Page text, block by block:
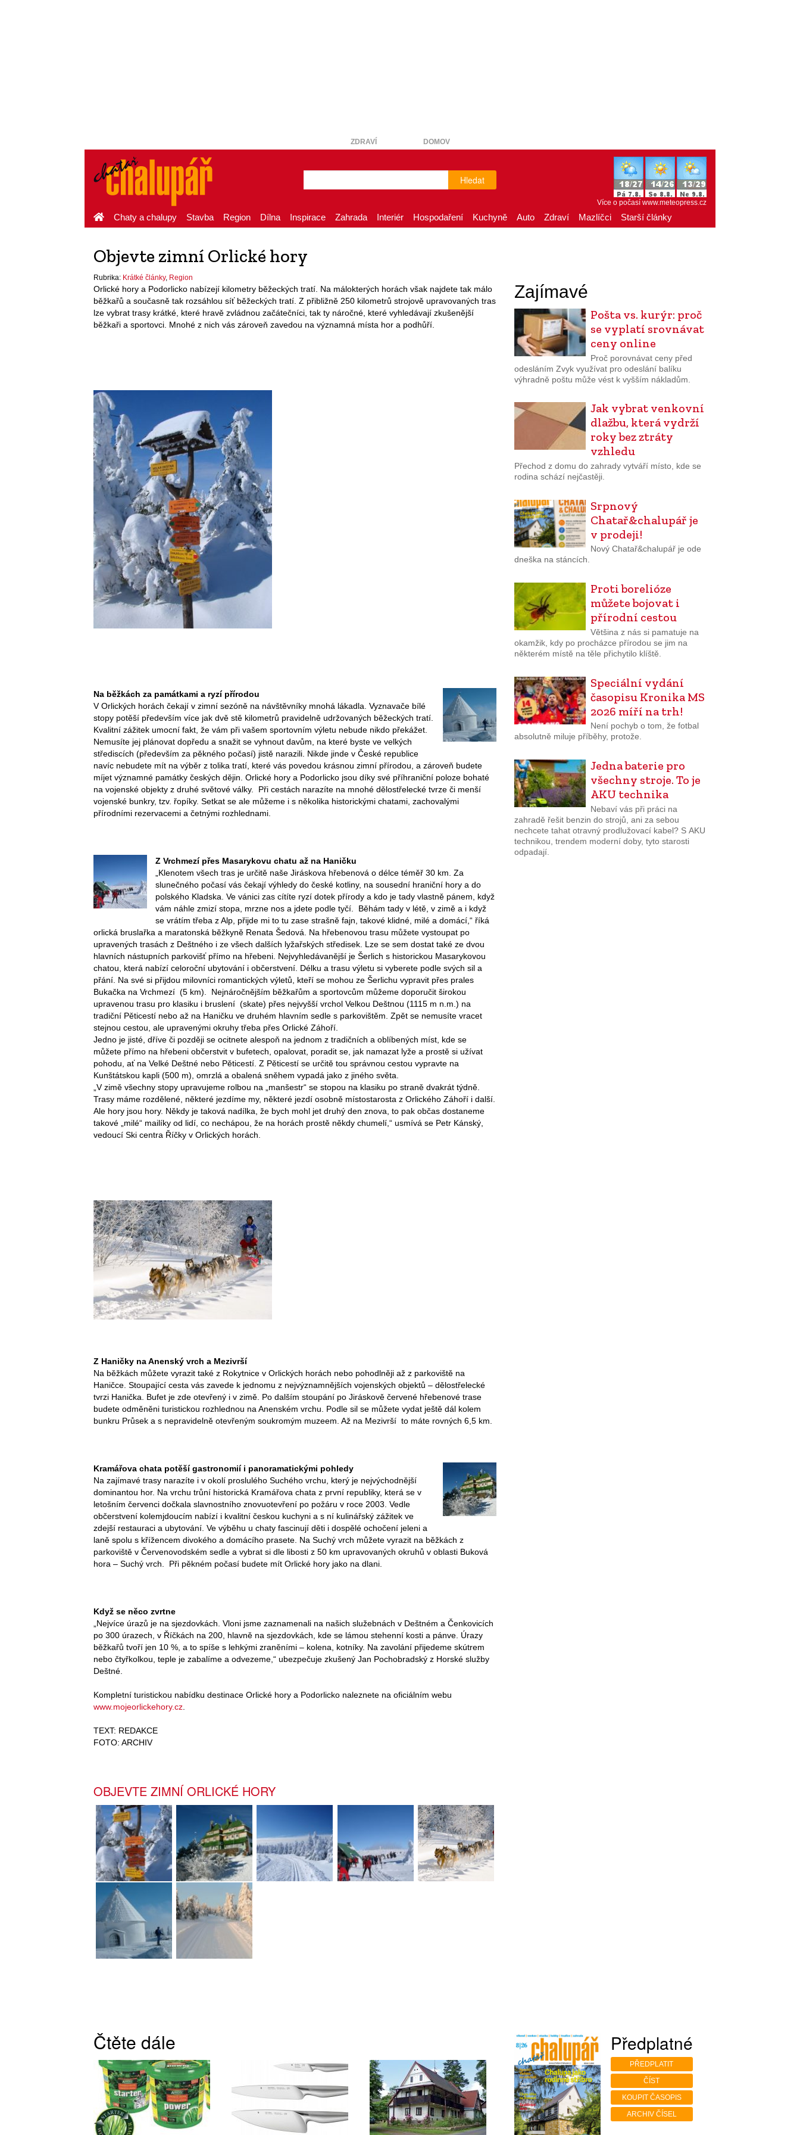
ZDRAVÍ DOMOV
Hledat
Více o počasí www.meteopress.cz
Chaty a chalupy Stavba Region Dílna Inspirace Zahrada Interiér Hospodaření Kuchyně Auto Zdraví Mazlíčci Starší články
Objevte zimní Orlické hory
Rubrika: Krátké články, Region
Orlické hory a Podorlicko nabízejí kilometry běžeckých tratí. Na málokterých horách však najdete tak málo
běžkařů a současně tak rozsáhlou síť běžeckých tratí. Z přibližně 250 kilometrů strojově upravovaných tras
lze vybrat trasy krátké, které hravě zvládnou začátečníci, tak ty náročné, které vyhledávají zkušenější
běžkaři a sportovci. Mnohé z nich vás zároveň zavedou na významná místa hor a podhůří.
Na běžkách za památkami a ryzí přírodou
V Orlických horách čekají v zimní sezóně na návštěvníky mnohá lákadla. Vyznavače bílé
stopy potěší především více jak dvě stě kilometrů pravidelně udržovaných běžeckých tratí.
Kvalitní zážitek umocní fakt, že vám při vašem sportovním výletu nebude nikdo překážet.
Nemusíte jej plánovat dopředu a snažit se vyhnout davům, na které byste ve velkých
střediscích (především za pěkného počasí) jistě narazili. Nikde jinde v České republice
navíc nebudete mít na výběr z tolika tratí, které vás povedou krásnou zimní přírodou, a zároveň budete
míjet významné památky českých dějin. Orlické hory a Podorlicko jsou díky své příhraniční poloze bohaté
na vojenské objekty z druhé světové války. Při cestách narazíte na mnohé dělostřelecké tvrze či menší
vojenské bunkry, tzv. řopíky. Setkat se ale můžeme i s několika historickými chatami, zachovalými
přírodními rezervacemi a četnými rozhlednami.
Z Vrchmezí přes Masarykovu chatu až na Haničku
„Klenotem všech tras je určitě naše Jiráskova hřebenová o délce téměř 30 km. Za
slunečného počasí vás čekají výhledy do české kotliny, na sousední hraniční hory a do
polského Kladska. Ve vánici zas cítíte ryzí dotek přírody a kdo je tady vlastně pánem, když
vám náhle zmizí stopa, mrzne nos a jdete podle tyčí. Běhám tady v létě, v zimě a i když
se vrátím třeba z Alp, přijde mi to tu zase strašně fajn, takové klidné, milé a domácí,“ říká
orlická bruslařka a maratonská běžkyně Renata Šedová. Na hřebenovou trasu můžete vystoupat po
upravených trasách z Deštného i ze všech dalších lyžařských středisek. Lze se sem dostat také ze dvou
hlavních nástupních parkovišť přímo na hřebeni. Nejvyhledávanější je Šerlich s historickou Masarykovou
chatou, která nabízí celoroční ubytování i občerstvení. Délku a trasu výletu si vyberete podle svých sil a
přání. Na své si přijdou milovníci romantických výletů, kteří se mohou ze Šerlichu vypravit přes prales
Bukačka na Vrchmezí (5 km). Nejnáročnějším běžkařům a sportovcům můžeme doporučit širokou
upravenou trasu pro klasiku i bruslení (skate) přes nejvyšší vrchol Velkou Deštnou (1115 m n.m.) na
tradiční Pěticestí nebo až na Haničku ve druhém hlavním sedle s parkovištěm. Zpět se nemusíte vracet
stejnou cestou, ale upravenými okruhy třeba přes Orlické Záhoří.
Jedno je jisté, dříve či později se ocitnete alespoň na jednom z tradičních a oblíbených míst, kde se
můžete přímo na hřebeni občerstvit v bufetech, opalovat, poradit se, jak namazat lyže a prostě si užívat
pohodu, ať na Velké Deštné nebo Pěticestí. Z Pěticestí se určitě tou správnou cestou vypravte na
Kunštátskou kapli (500 m), omrzlá a obalená sněhem vypadá jako z jiného světa.
„V zimě všechny stopy upravujeme rolbou na „manšestr“ se stopou na klasiku po straně dvakrát týdně.
Trasy máme rozdělené, některé jezdíme my, některé jezdí osobně místostarosta z Orlického Záhoří i další.
Ale hory jsou hory. Někdy je taková nadílka, že bych mohl jet druhý den znova, to pak občas dostaneme
takové „milé“ mailíky od lidí, co nechápou, že na horách prostě někdy chumelí,“ usmívá se Petr Kánský,
vedoucí Ski centra Říčky v Orlických horách.
Z Haničky na Anenský vrch a Mezivrší
Na běžkách můžete vyrazit také z Rokytnice v Orlických horách nebo pohodlněji až z parkoviště na
Haničce. Stoupající cesta vás zavede k jednomu z nejvýznamnějších vojenských objektů – dělostřelecké
tvrzi Hanička. Bufet je zde otevřený i v zimě. Po dalším stoupání po Jiráskově červené hřebenové trase
budete odměněni turistickou rozhlednou na Anenském vrchu. Podle sil se můžete vydat ještě dál kolem
bunkru Průsek a s nepravidelně otevřeným soukromým muzeem. Až na Mezivrší to máte rovných 6,5 km.
Kramářova chata potěší gastronomií i panoramatickými pohledy
Na zajímavé trasy narazíte i v okolí proslulého Suchého vrchu, který je nejvýchodnější
dominantou hor. Na vrchu trůní historická Kramářova chata z první republiky, která se v
letošním červenci dočkala slavnostního znovuotevření po požáru v roce 2003. Vedle
občerstvení kolemjdoucím nabízí i kvalitní českou kuchyni a s ní kulinářský zážitek ve
zdejší restauraci a ubytování. Ve výběhu u chaty fascinují děti i dospělé ochočení jeleni a
laně spolu s křížencem divokého a domácího prasete. Na Suchý vrch můžete vyrazit na běžkách z
parkoviště v Červenovodském sedle a vybrat si dle libosti z 50 km upravovaných okruhů v oblasti Buková
hora – Suchý vrch. Při pěkném počasí budete mít Orlické hory jako na dlani.
Když se něco zvrtne
„Nejvíce úrazů je na sjezdovkách. Vloni jsme zaznamenali na našich služebnách v Deštném a Čenkovicích
po 300 úrazech, v Říčkách na 200, hlavně na sjezdovkách, kde se lámou stehenní kosti a pánve. Úrazy
běžkařů tvoří jen 10 %, a to spíše s lehkými zraněními – kolena, kotníky. Na zavolání přijedeme skútrem
nebo čtyřkolkou, teple je zabalíme a odvezeme,“ ubezpečuje zkušený Jan Pochobradský z Horské služby
Deštné.
Kompletní turistickou nabídku destinace Orlické hory a Podorlicko naleznete na oficiálním webu
www.mojeorlickehory.cz
TEXT: REDAKCE
FOTO: ARCHIV
OBJEVTE ZIMNÍ ORLICKÉ HORY
Zajímavé
Pošta vs. kurýr: proč
se vyplatí srovnávat
ceny online
Proč porovnávat ceny před
odesláním Zvyk využívat pro odeslání balíku
výhradně poštu může vést k vyšším nákladům.
Jak vybrat venkovní
dlažbu, která vydrží
roky bez ztráty
vzhledu
Přechod z domu do zahrady vytváří místo, kde se
rodina schází nejčastěji.
Srpnový
Chatař&chalupář je
v prodeji!
Nový Chatař&chalupář je ode
dneška na stáncích.
Proti borelióze
můžete bojovat i
přírodní cestou
Většina z nás si pamatuje na
okamžik, kdy po procházce přírodou se jim na
některém místě na těle přichytilo klíště.
Speciální vydání
časopisu Kronika MS
2026 míří na trh!
Není pochyb o tom, že fotbal
absolutně miluje příběhy, protože.
Jedna baterie pro
všechny stroje. To je
AKU technika
Nebaví vás při práci na
zahradě řešit benzin do strojů, ani za sebou
nechcete tahat otravný prodlužovací kabel? S AKU
technikou, trendem moderní doby, tyto starosti
odpadají.
Čtěte dále Předplatné
PŘEDPLATIT
ČÍST
KOUPIT ČASOPIS
ARCHIV ČÍSEL